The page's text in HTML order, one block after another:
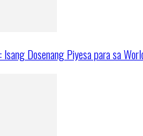
Isang Dosenang Piyesa para sa